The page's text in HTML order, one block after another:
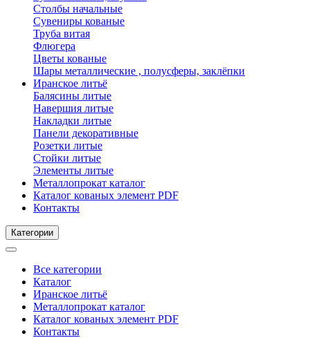
Столбы начальные
Сувениры кованые
Труба витая
Флюгера
Цветы кованые
Шары металлические , полусферы, заклёпки
Иранское литьё
Балясины литые
Навершия литые
Накладки литые
Панели декоративные
Розетки литые
Стойки литые
Элементы литые
Металлопрокат каталог
Каталог кованых элемент PDF
Контакты
Категории
Все категории
Каталог
Иранское литьё
Металлопрокат каталог
Каталог кованых элемент PDF
Контакты